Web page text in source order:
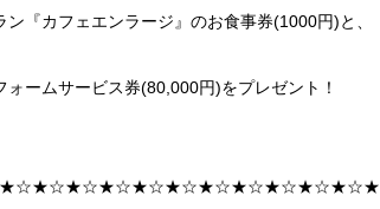
ン『カフェエンラージ』のお食事券(1000円)と、
ォームサービス券(80,000円)をプレゼント！